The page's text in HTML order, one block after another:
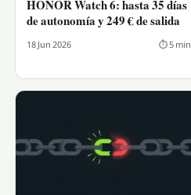
HONOR Watch 6: hasta 35 días
de autonomía y 249 € de salida
18 Jun 2026 ⏱ 5 min